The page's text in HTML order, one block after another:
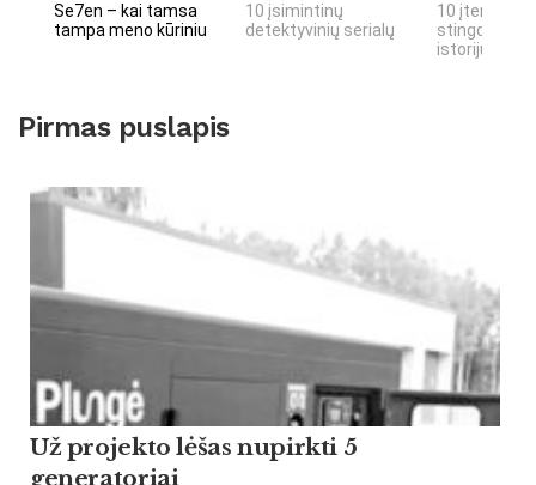
Se7en – kai tamsa
tampa meno kūriniu
10 įsimintinų
detektyvinių serialų
10 įtemptų,
stingdančių
istorijų
Pirmas puslapis
Už projekto lėšas nupirkti 5
generatoriai